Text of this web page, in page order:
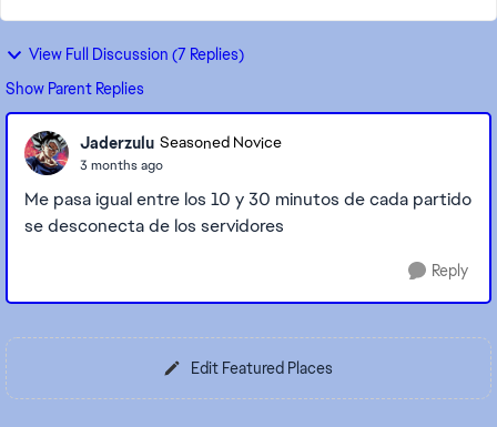
View Full Discussion (7 Replies)
Show Parent Replies
Jaderzulu Seasoned Novice
3 months ago
Me pasa igual entre los 10 y 30 minutos de cada partido
se desconecta de los servidores
Reply
Edit Featured Places